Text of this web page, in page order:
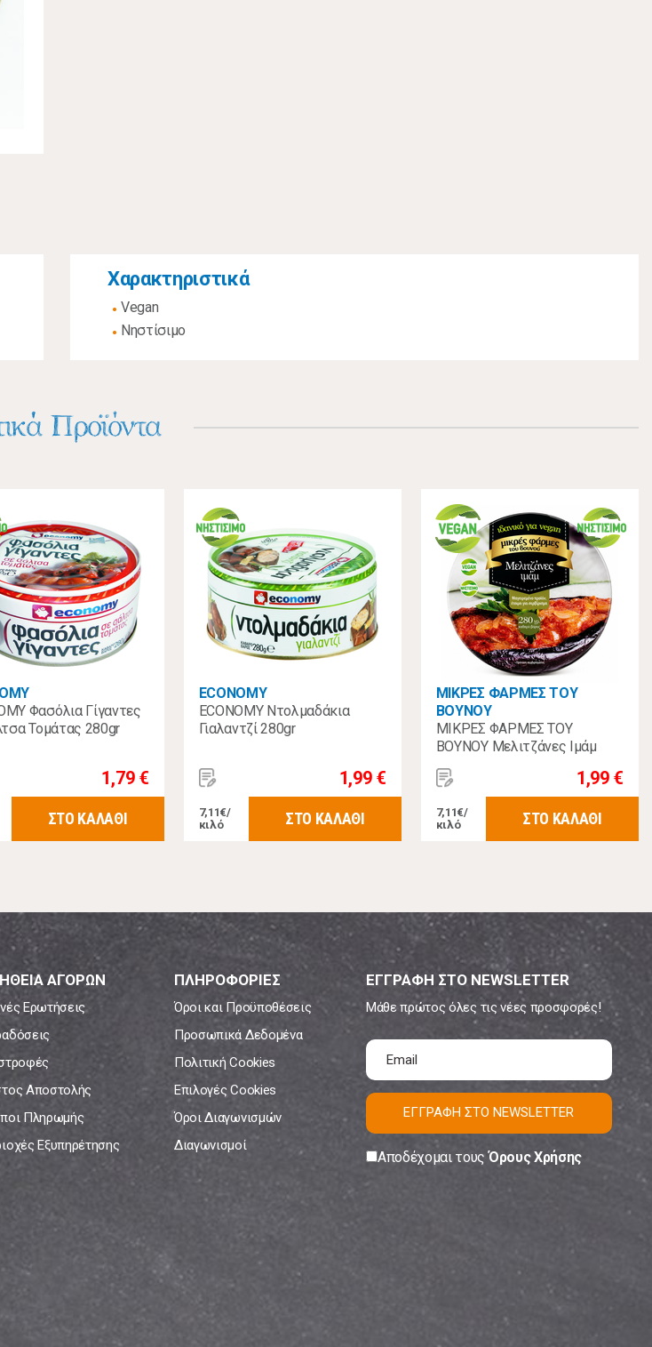
Χαρακτηριστικά
Vegan
Νηστίσιμο
Προϊόντα
Φασόλια Γίγαντες
Τομάτας 280gr
1,79 €
ΣΤΟ ΚΑΛΑΘΙ
ECONOMY
ECONOMY Ντολμαδάκια
Γιαλαντζί 280gr
1,99 €
7,11€/
κιλό
ΣΤΟ ΚΑΛΑΘΙ
ΜΙΚΡΕΣ ΦΑΡΜΕΣ ΤΟΥ
ΒΟΥΝΟΥ
ΜΙΚΡΕΣ ΦΑΡΜΕΣ ΤΟΥ
ΒΟΥΝΟΥ Μελιτζάνες Ιμάμ
280γρ
1,99 €
7,11€/
κιλό
ΣΤΟ ΚΑΛΑΘΙ
ΑΓΟΡΩΝ
Ερωτήσεις
Αποστολής
Πληρωμής
Εξυπηρέτησης
ΠΛΗΡΟΦΟΡΙΕΣ
Όροι και Προϋποθέσεις
Προσωπικά Δεδομένα
Πολιτική Cookies
Επιλογές Cookies
Όροι Διαγωνισμών
Διαγωνισμοί
ΕΓΓΡΑΦΗ ΣΤΟ NEWSLETTER
Μάθε πρώτος όλες τις νέες προσφορές!
ΕΓΓΡΑΦΗ ΣΤΟ NEWSLETTER
Αποδέχομαι τουςΌρους Χρήσης